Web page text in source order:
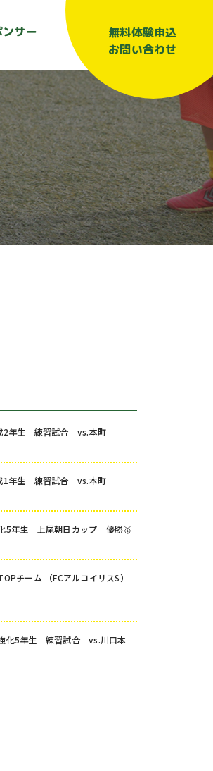
ンサー
無料体験申込
お問い合わせ
2年生 練習試合 vs.本町
1年生 練習試合 vs.本町
5年生 上尾朝日カップ 優勝🥇
チーム （FCアルコイリスS）
化5年生 練習試合 vs.川口本